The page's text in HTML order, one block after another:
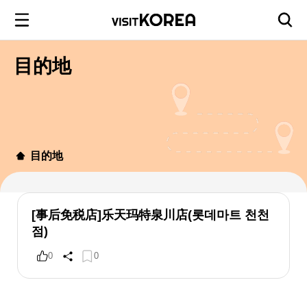
目的地
目的地
[事后免税店]乐天玛特泉川店(롯데마트 천천
점)
0 0